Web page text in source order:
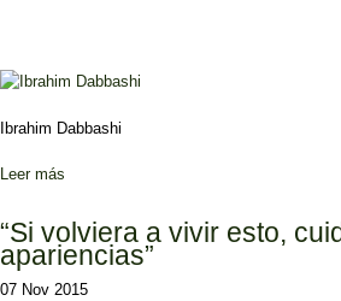
Ibrahim Dabbashi
Leer más
“Si volviera a vivir esto,
apariencias”
07 Nov 2015